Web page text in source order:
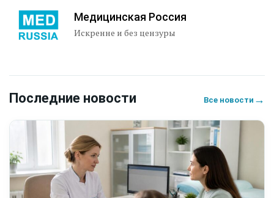
Медицинская Россия
Искренне и без цензуры
Последние новости Все новости →